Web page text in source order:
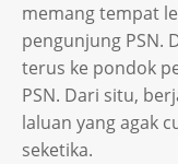
memang tempat
pengunjung PSN.
terus ke pondok
PSN. Dari situ,
laluan yang agak
seketika.